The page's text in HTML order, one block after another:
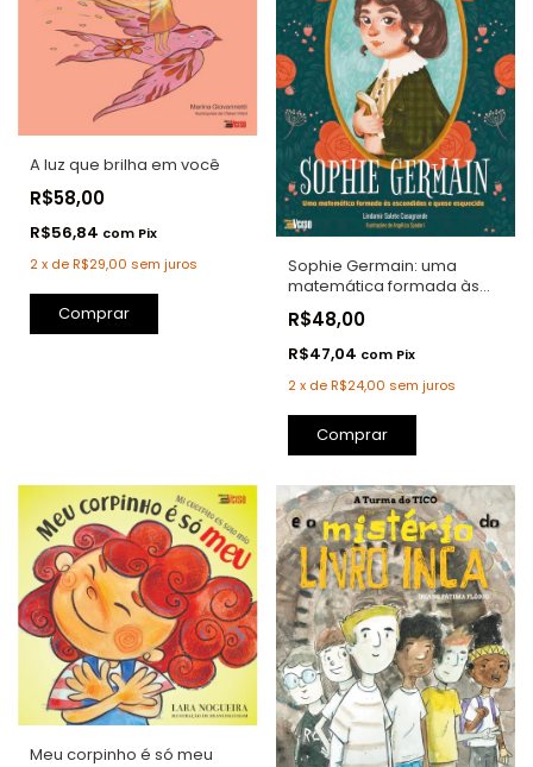
A luz que brilha em você
R$58,00
R$56,84 com Pix
2x deR$29,00 sem juros
Comprar
Sophie Germain: uma
matemática formada às
escondidas e quase
esquecida
R$48,00
R$47,04 com Pix
2 x deR$24,00 sem juros
Comprar
Meu corpinho é só meu